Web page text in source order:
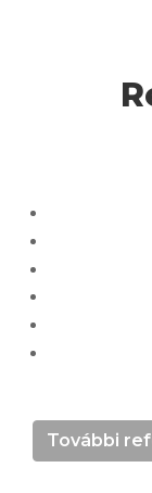
További